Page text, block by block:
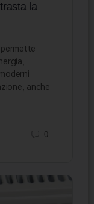
la
anche
0